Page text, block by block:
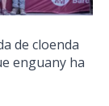
de cloenda
enguany ha